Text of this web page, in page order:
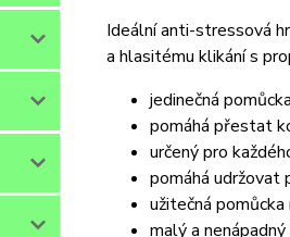
Ideální anti-stressová
a hlasitému klikání s
jedinečná
pomáhá přestat
určený pro
pomáhá udržovat
užitečná
malý a